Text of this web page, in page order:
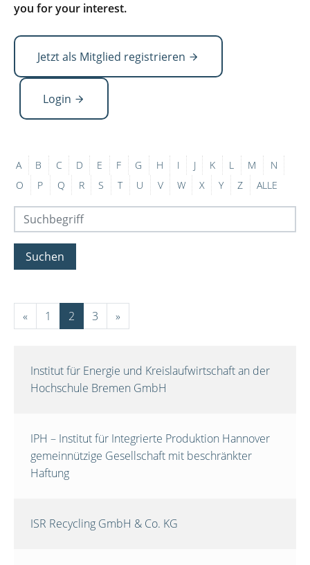
you for your interest.
Jetzt als Mitglied registrieren
Login
A B C D E F G H I J K L M
N
O
P Q R S T U V W X Y Z ALLE
Suchen
« 1 2 3 »
Institut für Energie und Kreislaufwirtschaft an der
Hochschule Bremen GmbH
IPH – Institut für Integrierte Produktion Hannover
gemeinnützige Gesellschaft mit beschränkter
Haftung
ISR Recycling GmbH & Co. KG